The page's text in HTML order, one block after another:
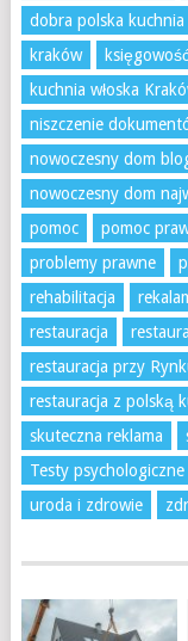
dobra polska
kraków
kuchnia włoska
niszczenie
nowoczesny dom
nowoczesny dom
pomoc
pomoc
problemy prawne
rehabilitacja
restauracja
restauracja przy
restauracja z polską
skuteczna reklama
Testy psychologiczne
uroda i zdrowie